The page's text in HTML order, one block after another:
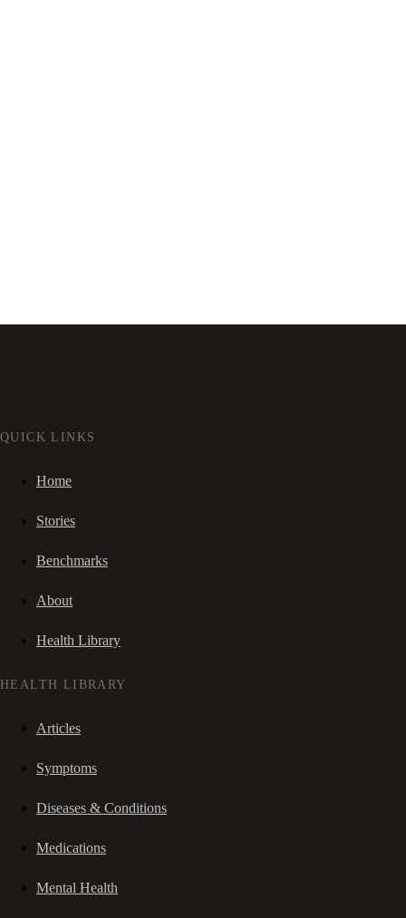
QUICK LINKS
Home
Stories
Benchmarks
About
Health Library
HEALTH LIBRARY
Articles
Symptoms
Diseases & Conditions
Medications
Mental Health